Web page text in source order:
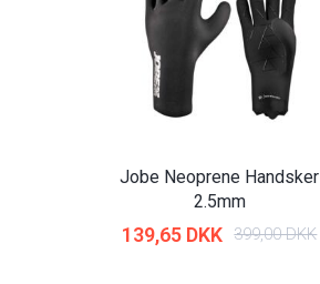
Jobe Neoprene Handsker
2.5mm
139,65 DKK 399,00 DKK